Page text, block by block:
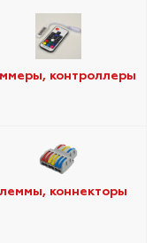
контроллеры
коннекторы